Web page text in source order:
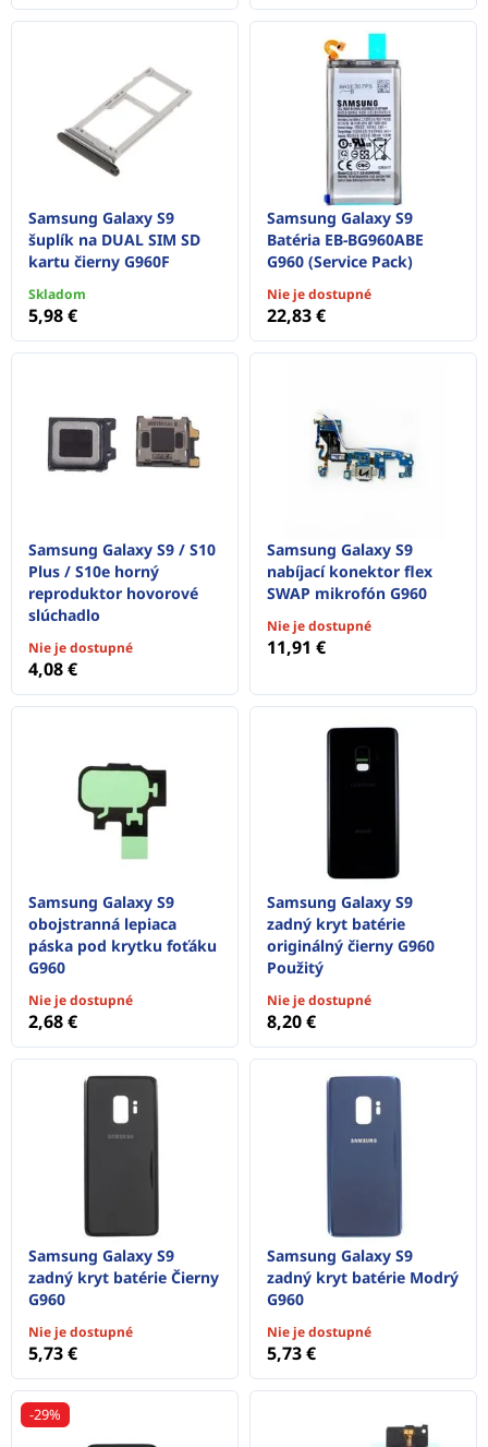
Samsung Galaxy S9
šuplík na DUAL SIM SD
kartu čierny G960F
Skladom
5,98 €
Samsung Galaxy S9
Batéria EB-BG960ABE
G960 (Service Pack)
Nie je dostupné
22,83 €
Samsung Galaxy S9 / S10
Plus / S10e horný
reproduktor hovorové
slúchadlo
Nie je dostupné
4,08 €
Samsung Galaxy S9
nabíjací konektor flex
SWAP mikrofón G960
Nie je dostupné
11,91 €
Samsung Galaxy S9
obojstranná lepiaca
páska pod krytku foťáku
G960
Nie je dostupné
2,68 €
Samsung Galaxy S9
zadný kryt batérie
originálný čierny G960
Použitý
Nie je dostupné
8,20 €
Samsung Galaxy S9
zadný kryt batérie Čierny
G960
Nie je dostupné
5,73 €
Samsung Galaxy S9
zadný kryt batérie Modrý
G960
Nie je dostupné
5,73 €
-29%